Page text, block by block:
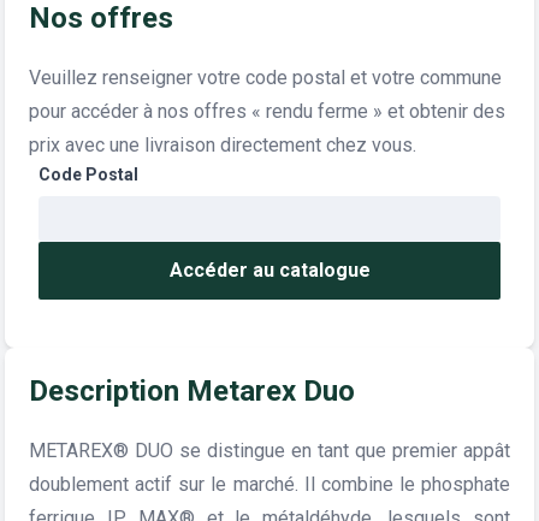
Nos offres
Veuillez renseigner votre code postal et votre commune
pour accéder à nos offres « rendu ferme » et obtenir des
prix avec une livraison directement chez vous.
Code Postal
Accéder au catalogue
Description Metarex Duo
METAREX® DUO se distingue en tant que premier appât
doublement actif sur le marché. Il combine le phosphate